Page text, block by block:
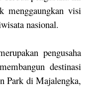
menggaungkan visi
nasional.
pengusaha
destinasi
Park di Majalengka,